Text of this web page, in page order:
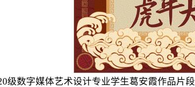
级数字媒体艺术设计专业学生葛安霞作品片段